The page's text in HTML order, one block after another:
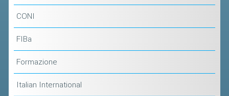
CONI
FIBa
Formazione
Italian International
MODULI